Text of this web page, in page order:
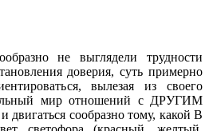
не выглядели трудности
доверия, суть примерно
вылезая из своего
мир отношений с ДРУГИМ
двигаться сообразно тому, какой В